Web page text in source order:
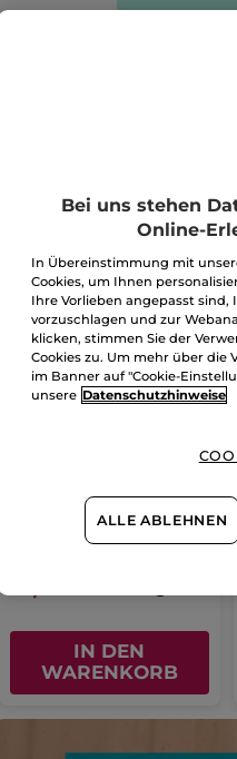
-54%
IN DEN
WARENKORB
Bei uns stehen
Online-
In Übereinstimmung mit
Cookies, um Ihnen
Ihre Vorlieben angepasst
vorzuschlagen und zur
klicken, stimmen Sie der
Cookies zu. Um mehr über die
im Banner auf "Cookie-
unsere Datenschutzhinweise
ALLE ABLEHNEN